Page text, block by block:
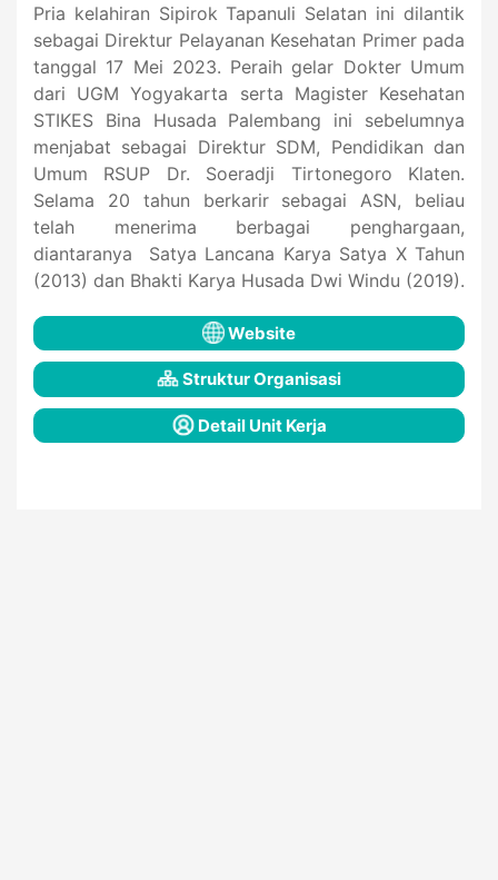
Pria kelahiran Sipirok Tapanuli Selatan ini dilantik
sebagai Direktur Pelayanan Kesehatan Primer pada
tanggal 17 Mei 2023. Peraih gelar Dokter Umum
dari UGM Yogyakarta serta Magister Kesehatan
STIKES Bina Husada Palembang ini sebelumnya
menjabat sebagai Direktur SDM, Pendidikan dan
Umum RSUP Dr. Soeradji Tirtonegoro Klaten.
Selama 20 tahun berkarir sebagai ASN, beliau
telah menerima berbagai penghargaan,
diantaranya Satya Lancana Karya Satya X Tahun
(2013) dan Bhakti Karya Husada Dwi Windu (2019).
Website
Struktur Organisasi
Detail Unit Kerja